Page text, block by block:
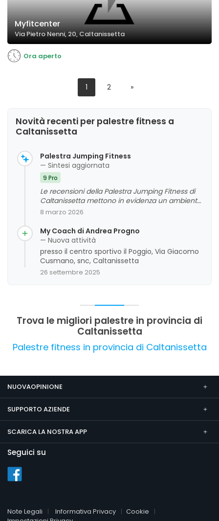
Myfitcenter
Via Pietro Nenni, 20, Caltanissetta
Ora aperto
1 2 »
Novità recenti per palestre fitness a
Caltanissetta
Palestra Jumping Fitness
— Sintesi aggiornata
9 Pro
Le recensioni della Palestra Jumping Fitness di
Caltanissetta mettono in evidenza un ambiente
accogliente, familiare e ben organizzato, con
delle attrezzature e l'attenzione degli istruttori
sono apprezzate, contribuendo a un'esperienza
motivante e professionale. La valutazione
complessiva è positiva, con alcuni commenti
che sottolineano l'attenzione alla cura degli
ambienti e ai servizi offerti.
8 marzo 2026
My Coach di Andrea Progno
— Nuova attività
presso il centro sportivo il Poggio, Via Giacomo
Cusmano, snc, Caltanissetta
26 settembre 2025
Trova le migliori palestre in provincia di
Caltanissetta
Palestre fitness in provincia di Caltanissetta
NUOVAOPINIONE
SUPPORTO AZIENDE
SCARICA LA NOSTRA APP
Seguici su
Note Legali Informativa Privacy
Cookie